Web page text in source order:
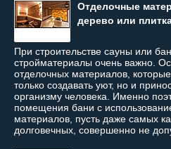
Отделочные
дерево или
При строительстве сауны или
стройматериалы очень важно.
отделочных материалов,
только создавать уют, но и
организму человека. Именно
помещения бани с
материалов, пусть даже самых
долговечных, совершенно не